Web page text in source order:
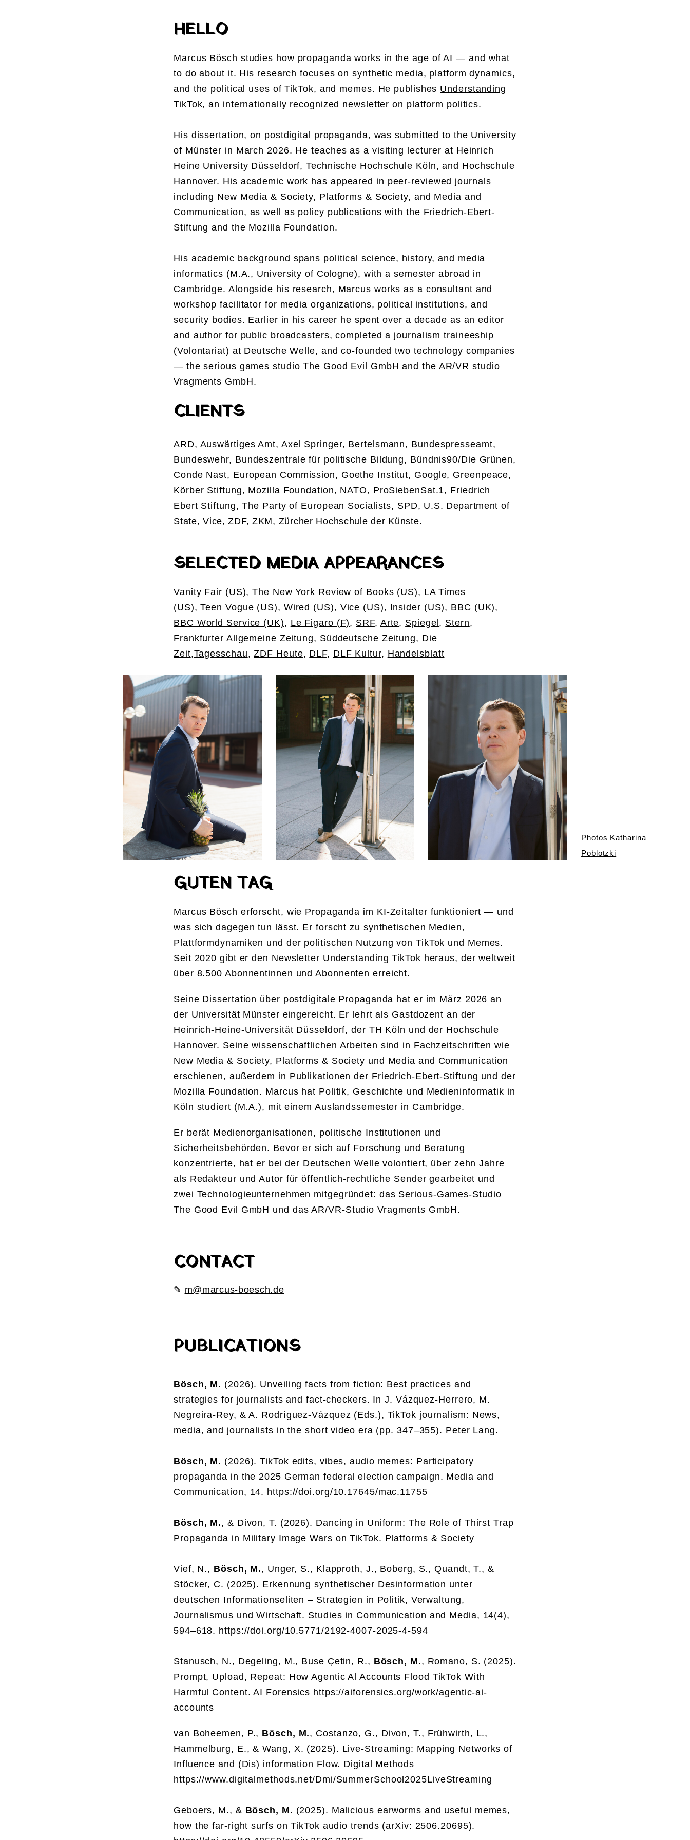
HELLO
Marcus Bösch studies how propaganda works in the age of AI — and what
to do about it. His research focuses on synthetic media, platform dynamics,
and the political uses of TikTok, and memes. He publishes Understanding
TikTok, an internationally recognized newsletter on platform politics.
His dissertation, on postdigital propaganda, was submitted to the University
of Münster in March 2026. He teaches as a visiting lecturer at Heinrich
Heine University Düsseldorf, Technische Hochschule Köln, and Hochschule
Hannover. His academic work has appeared in peer-reviewed journals
including New Media & Society, Platforms & Society, and Media and
Communication, as well as policy publications with the Friedrich-Ebert-
Stiftung and the Mozilla Foundation.
His academic background spans political science, history, and media
informatics (M.A., University of Cologne), with a semester abroad in
Cambridge. Alongside his research, Marcus works as a consultant and
workshop facilitator for media organizations, political institutions, and
security bodies. Earlier in his career he spent over a decade as an editor
and author for public broadcasters, completed a journalism traineeship
(Volontariat) at Deutsche Welle, and co-founded two technology companies
— the serious games studio The Good Evil GmbH and the AR/VR studio
Vragments GmbH.
CLIENTS
ARD, Auswärtiges Amt, Axel Springer, Bertelsmann, Bundespresseamt,
Bundeswehr, Bundeszentrale für politische Bildung, Bündnis90/Die Grünen,
Conde Nast, European Commission, Goethe Institut, Google, Greenpeace,
Körber Stiftung, Mozilla Foundation, NATO, ProSiebenSat.1, Friedrich
Ebert Stiftung, The Party of European Socialists, SPD, U.S. Department of
State,Vice, ZDF, ZKM, Zürcher Hochschule der Künste.
SELECTED MEDIA APPEARANCES
Vanity Fair (US),The New York Review of Books (US), LA Times
(US),Teen Vogue (US), Wired (US), Vice (US), Insider (US), BBC (UK),
BBC World Service (UK), Le Figaro (F), SRF, Arte, Spiegel , Stern,
Frankfurter Allgemeine Zeitung, Süddeutsche Zeitung, Die
Zeit,Tagesschau,ZDF Heute, DLF, DLF Kultur, Handelsblatt
Photos Katharina
Poblotzki
GUTEN TAG
Marcus Bösch erforscht, wie Propaganda im KI-Zeitalter funktioniert — und
was sich dagegen tun lässt. Er forscht zu synthetischen Medien,
Plattformdynamiken und der politischen Nutzung von TikTok und Memes.
Seit 2020 gibt er den Newsletter Understanding TikTok heraus, der weltweit
über 8.500 Abonnentinnen und Abonnenten erreicht.
Seine Dissertation über postdigitale Propaganda hat er im März 2026 an
der Universität Münster eingereicht. Er lehrt als Gastdozent an der
Heinrich-Heine-Universität Düsseldorf, der TH Köln und der Hochschule
Hannover. Seine wissenschaftlichen Arbeiten sind in Fachzeitschriften wie
New Media & Society, Platforms & Society und Media and Communication
erschienen, außerdem in Publikationen der Friedrich-Ebert-Stiftung und der
Mozilla Foundation. Marcus hat Politik, Geschichte und Medieninformatik in
Köln studiert (M.A.), mit einem Auslandssemester in Cambridge.
Er berät Medienorganisationen, politische Institutionen und
Sicherheitsbehörden. Bevor er sich auf Forschung und Beratung
konzentrierte, hat er bei der Deutschen Welle volontiert, über zehn Jahre
als Redakteur und Autor für öffentlich-rechtliche Sender gearbeitet und
zwei Technologieunternehmen mitgegründet: das Serious-Games-Studio
The Good Evil GmbH und das AR/VR-Studio Vragments GmbH.
CONTACT
✎ m@marcus-boesch.de
PUBLICATIONS
Bösch, M. (2026). Unveiling facts from fiction: Best practices and
strategies for journalists and fact-checkers. In J. Vázquez-Herrero, M.
Negreira-Rey, & A. Rodríguez-Vázquez (Eds.), TikTok journalism: News,
media, and journalists in the short video era (pp. 347–355). Peter Lang.
Bösch, M. (2026). TikTok edits, vibes, audio memes: Participatory
propaganda in the 2025 German federal election campaign. Media and
Communication, 14. https://doi.org/10.17645/mac.11755
Bösch, M., & Divon, T. (2026). Dancing in Uniform: The Role of Thirst Trap
Propaganda in Military Image Wars on TikTok. Platforms & Society
Vief, N., Bösch, M., Unger, S., Klapproth, J., Boberg, S., Quandt, T., &
Stöcker, C. (2025). Erkennung synthetischer Desinformation unter
deutschen Informationseliten – Strategien in Politik, Verwaltung,
Journalismus und Wirtschaft. Studies in Communication and Media, 14(4),
594–618. https://doi.org/10.5771/2192-4007-2025-4-594
Stanusch, N., Degeling, M., Buse Çetin, R., Bösch, M., Romano, S. (2025).
Prompt, Upload, Repeat: How Agentic Al Accounts Flood TikTok With
Harmful Content. AI Forensics https://aiforensics.org/work/agentic-ai-
accounts
van Boheemen, P., Bösch, M., Costanzo, G., Divon, T., Frühwirth, L.,
Hammelburg, E., & Wang, X. (2025). Live-Streaming: Mapping Networks of
Influence and (Dis) information Flow. Digital Methods
https://www.digitalmethods.net/Dmi/SummerSchool2025LiveStreaming
Geboers, M., & Bösch, M. (2025). Malicious earworms and useful memes,
how the far-right surfs on TikTok audio trends (arXiv: 2506.20695).